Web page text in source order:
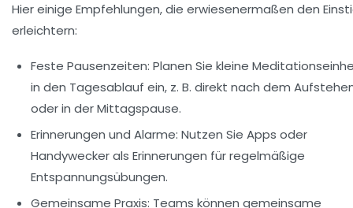
Hier einige Empfehlungen, die erwiesenermaßen den
erleichtern:
Feste Pausenzeiten: Planen Sie kleine
in den Tagesablauf ein, z. B. direkt nach dem
oder in der Mittagspause.
Erinnerungen und Alarme: Nutzen Sie Apps oder
Handywecker als Erinnerungen für regelmäßige
Entspannungsübungen.
Gemeinsame Praxis: Teams können gemeinsame